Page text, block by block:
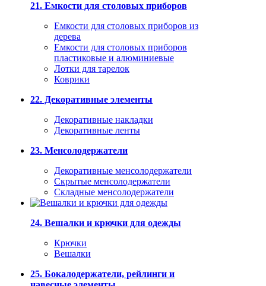
21. Емкости для столовых приборов
Емкости для столовых приборов из
дерева
Емкости для столовых приборов
пластиковые и алюминиевые
Лотки для тарелок
Коврики
22. Декоративные элементы
Декоративные накладки
Декоративные ленты
23. Менсолодержатели
Декоративные менсолодержатели
Скрытые менсолодержатели
Складные менсолодержатели
24. Вешалки и крючки для одежды
Крючки
Вешалки
25. Бокалодержатели, рейлинги и